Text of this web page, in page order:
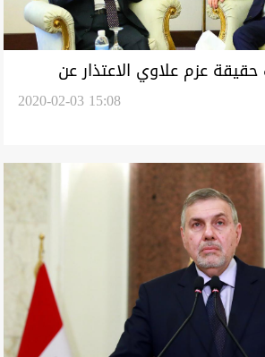
عزم علاوي الاعتذار عن
2020-02-03 15:08